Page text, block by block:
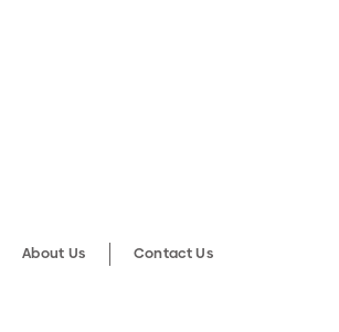
About Us Contact Us